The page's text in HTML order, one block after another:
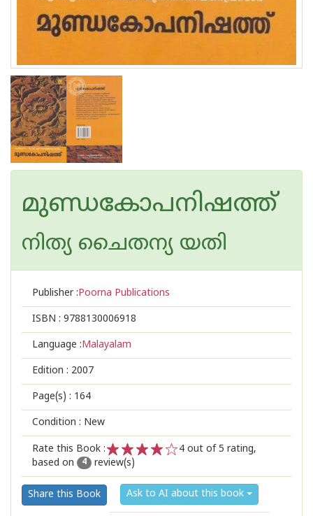
മുണ്ഡകോപനിഷത്ത്
നിത്യ ചൈതന്യ യതി
Publisher :Poorna Publications
ISBN : 9788130006918
Language :Malayalam
Edition : 2007
Page(s) : 164
Condition : New
Rate this Book :
2
1
4 out of 5 rating,
based on
4 review(s)
Share this Book Ask to AI about this book